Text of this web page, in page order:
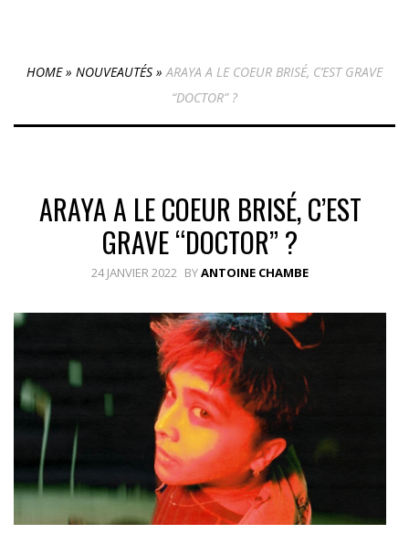
HOME» NOUVEAUTÉS » ARAYA A LE COEUR BRISÉ, C’EST GRAVE
“DOCTOR” ?
ARAYA A LE COEUR BRISÉ, C’EST
GRAVE “DOCTOR” ?
24 JANVIER 2022 BYANTOINE CHAMBE